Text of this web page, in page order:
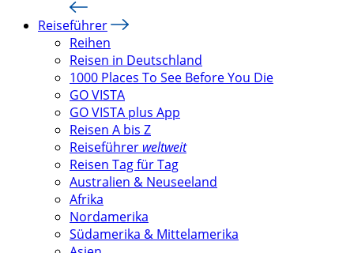
Reiseführer
Reihen
Reisen in Deutschland
1000 Places To See Before You Die
GO VISTA
GO VISTA plus App
Reisen A bis Z
Reiseführer weltweit
Reisen Tag für Tag
Australien & Neuseeland
Afrika
Nordamerika
Südamerika & Mittelamerika